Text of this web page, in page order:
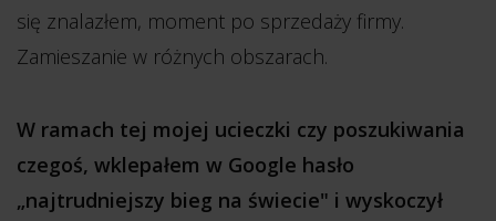
się znalazłem, moment po sprzedaży firmy.
Zamieszanie w różnych obszarach.
W ramach tej mojej ucieczki czy poszukiwania
czegoś, wklepałem w Google hasło
„najtrudniejszy bieg na świecie" i wyskoczył